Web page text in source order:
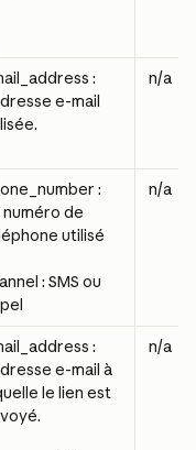
:
e-mail
n/a
:
numéro de
utilisé
: SMS ou
n/a
:
e-mail à
le lien est
n/a